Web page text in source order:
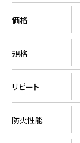
価格
規格
リピート
防火性能